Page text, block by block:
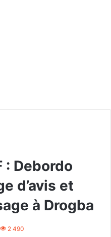
: Debordo
d’avis et
à Drogba
2 490